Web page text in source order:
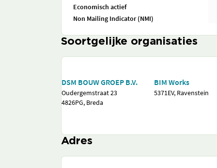
Economisch actief
Non Mailing Indicator (NMI)
Soortgelijke organisaties
DSM BOUW GROEP B.V.
Oudergemstraat 23
4826PG, Breda
BIM Works
5371EV, Ravenstein
Adres